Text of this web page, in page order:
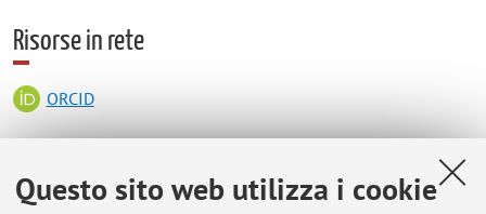
Questo sito web utilizza i cookie
Risorse in rete
ORCID
Orario di ricevimento